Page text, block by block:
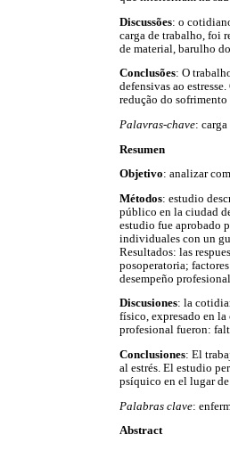
Discussões: o
carga de trabalho, foi
de material, barulho
Conclusões: O
defensivas ao
redução do
Palavras-chave:
Resumen
Objetivo: analizar
Métodos: estudio
público en la ciudad
estudio fue aprobado
individuales con un
Resultados: las
posoperatoria;
desempeño profesional.
Discusiones: la
físico, expresado en la
profesional fueron:
Conclusiones: El
al estrés. El estudio
psíquico en el lugar
Palabras clave:
Abstract